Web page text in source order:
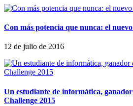
Con más potencia que nunca: el
12 de julio de 2016
Un estudiante de informática,
Challenge 2015